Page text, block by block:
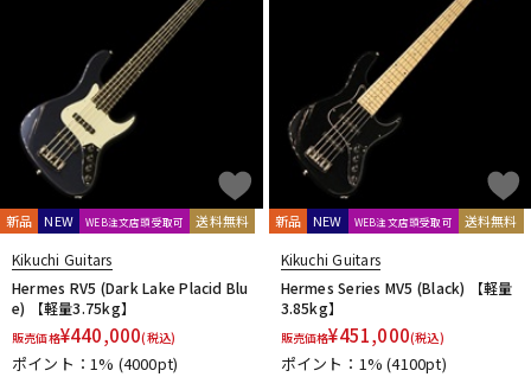
配信/ライブ機器 楽器アクセサリ
中古 ヴィンテージ
新品 NEW WEB注文店頭受取可 送料無料
Kikuchi Guitars
Hermes RV5 (Dark Lake Placid Blu
e) 【軽量3.75kg】
販売価格¥440,000(税込)
ポイント：1% (4000pt)
新品 NEW WEB注文店頭受取可 送料無料
Kikuchi Guitars
Hermes Series MV5 (Black) 【軽量
3.85kg】
販売価格¥451,000(税込)
ポイント：1%(4100pt)